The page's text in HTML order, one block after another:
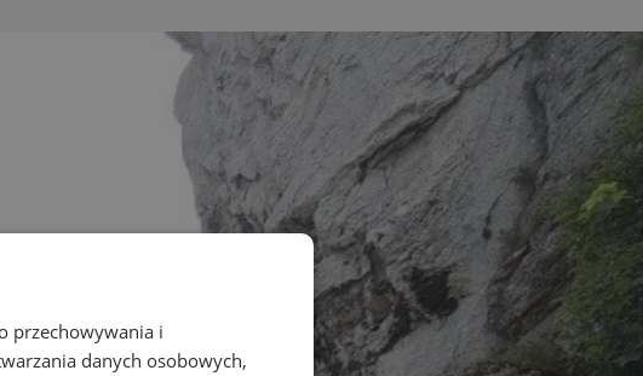
przechowywania i
danych osobowych,